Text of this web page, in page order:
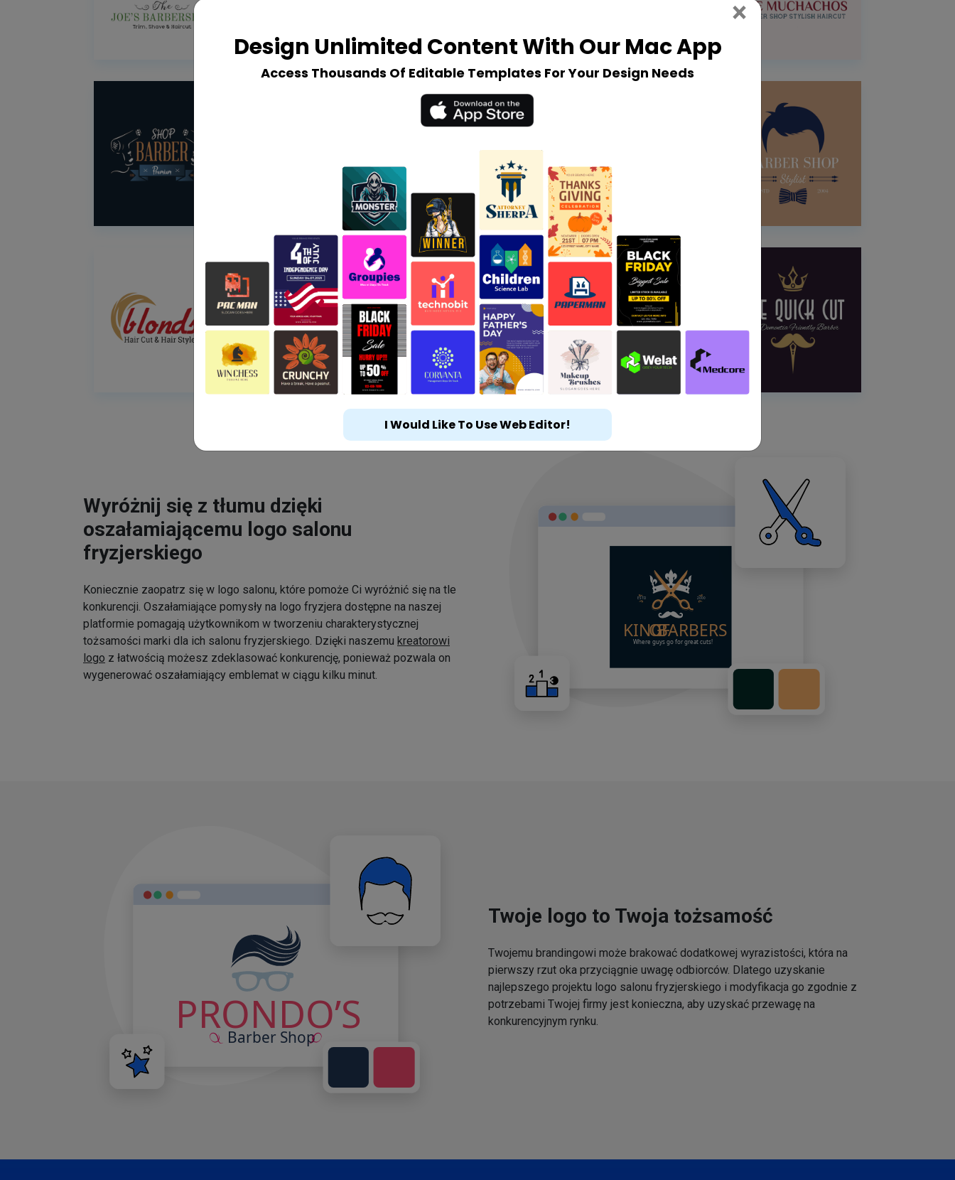
Wyróżnij się z tłumu dzięki
oszałamiającemu logo salonu
fryzjerskiego
Koniecznie zaopatrz się w logo salonu, które pomoże Ci wyróżnić się na tle
konkurencji. Oszałamiające pomysły na logo fryzjera dostępne na naszej
platformie pomagają użytkownikom w tworzeniu charakterystycznej
tożsamości marki dla ich salonu fryzjerskiego. Dzięki naszemu kreatorowi
logo z łatwością możesz zdeklasować konkurencję, ponieważ pozwala on
wygenerować oszałamiający emblemat w ciągu kilku minut.
Twoje logo to Twoja tożsamość
Twojemu brandingowi może brakować dodatkowej wyrazistości, która na
pierwszy rzut oka przyciągnie uwagę odbiorców. Dlatego uzyskanie
najlepszego projektu logo salonu fryzjerskiego i modyfikacja go zgodnie z
potrzebami Twojej firmy jest konieczna, aby uzyskać przewagę na
konkurencyjnym rynku.
Design Unlimited Content With Our Mac App
Access Thousands Of Editable Templates For Your Design Needs
× Close
I Would Like To Use Web Editor!